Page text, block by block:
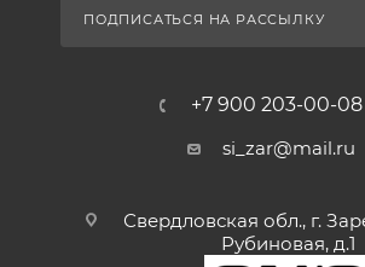
ПОДПИСАТЬСЯ НА РАССЫЛКУ
+7 900 203-00-08
si_zar@mail.ru
Свердловская обл., г.
Рубиновая, д.1